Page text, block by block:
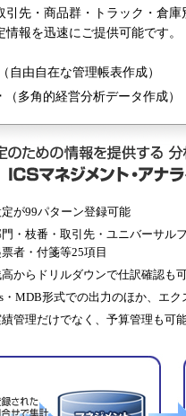
先・商品群・トラック・倉
報を迅速にご提供可能です。
（自由自在な管理帳表作成）
（多角的経営分析データ作成）
が99パターン登録可能
・枝番・取引先・ユニバーサル
者・付箋等25項目
からドリルダウンで仕訳確認も
・MDB形式での出力のほか、エ
管理だけでなく、予算管理も可